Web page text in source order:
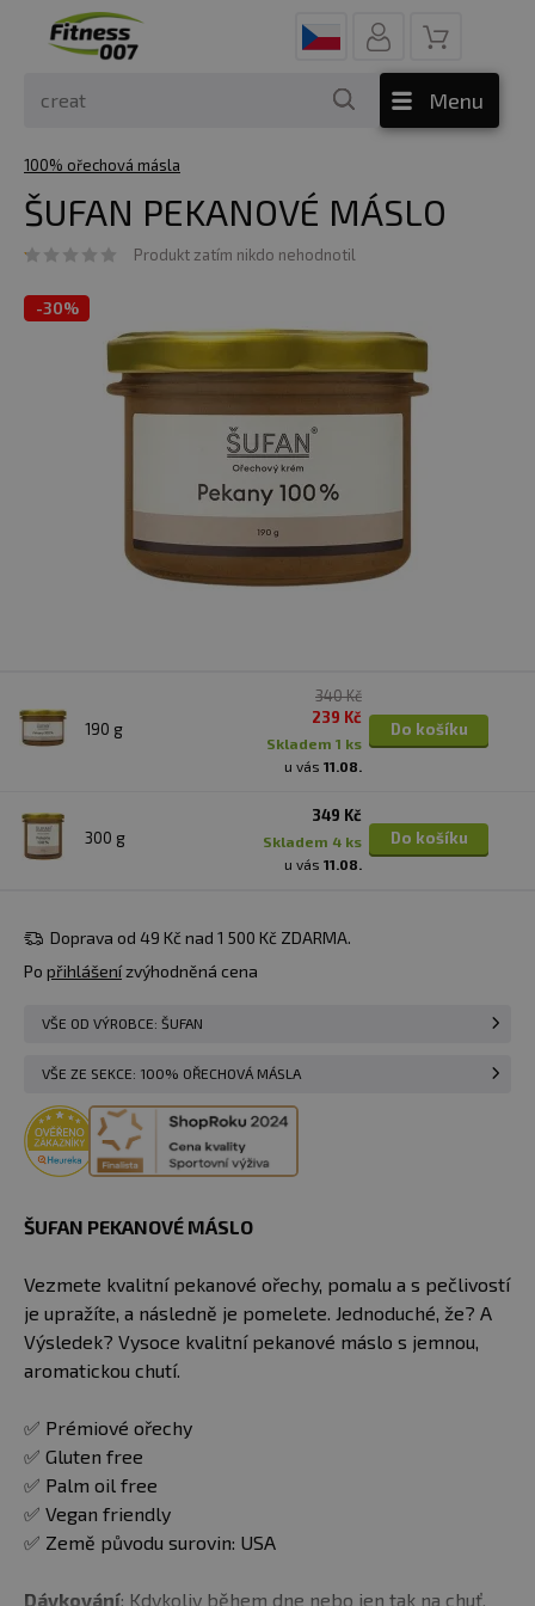
Menu
100% ořechová másla
ŠUFAN PEKANOVÉ MÁSLO
Produkt zatím nikdo nehodnotil
-30%
190 g
340 Kč
239 Kč
skladem 1 ks
u vás 11.08.
Do košíku
300 g
349 Kč
skladem 4 ks
u vás 11.08.
Do košíku
Doprava od 49 Kč nad 1 500 Kč ZDARMA.
Po přihlášenízvýhodněná cena
VŠE OD VÝROBCE: ŠUFAN
VŠE ZE SEKCE: 100% OŘECHOVÁ MÁSLA
ŠUFAN PEKANOVÉ MÁSLO
Vezmete kvalitní pekanové ořechy, pomalu a s pečlivostí
je upražíte, a následně je pomelete. Jednoduché, že? A
Výsledek? Vysoce kvalitní pekanové máslo s jemnou,
aromatickou chutí.
✅ Prémiové ořechy
✅ Gluten free
✅ Palm oil free
✅ Vegan friendly
✅ Země původu surovin: USA
Dávkování: Kdykoliv během dne nebo jen tak na chuť.